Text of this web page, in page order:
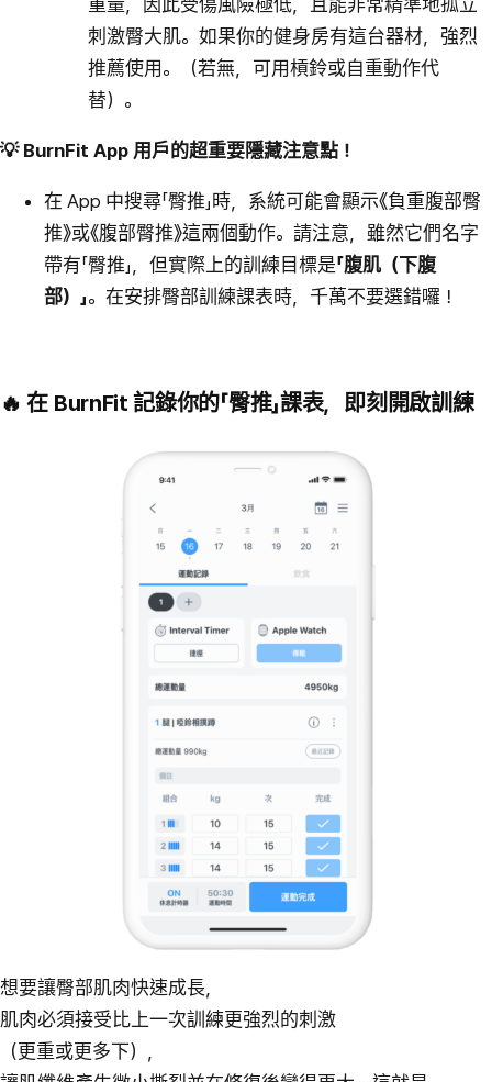
重量，因此受傷風險極低，且能非常精準地孤立
刺激臀大肌。如果你的健身房有這台器材，強烈
推薦使用。（若無，可用槓鈴或自重動作代
替）。
💡 BurnFit App 用戶的超重要隱藏注意點！
在 App 中搜尋「臀推」時，系統可能會顯示《負重腹部臀
推》或《腹部臀推》這兩個動作。請注意，雖然它們名字
帶有「臀推」，但實際上的訓練目標是「腹肌（下腹
部）」。在安排臀部訓練課表時，千萬不要選錯囉！
🔥 在 BurnFit 記錄你的「臀推」課表，即刻開啟訓練
想要讓臀部肌肉快速成長，
肌肉必須接受比上一次訓練更強烈的刺激
（更重或更多下），